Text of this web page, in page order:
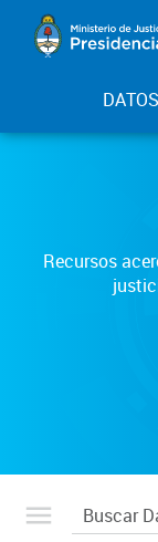
DATOS
Recursos